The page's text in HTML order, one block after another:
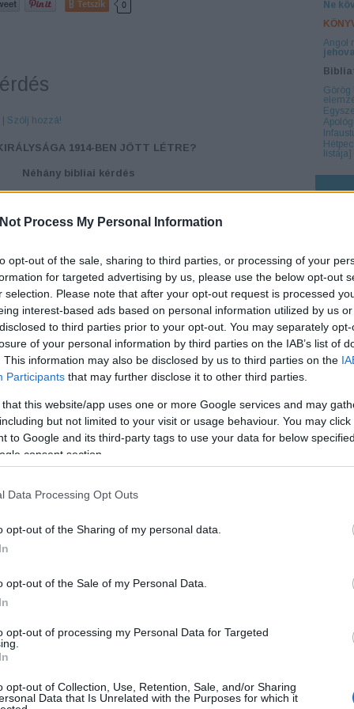
Process My Personal Information
opt-out of the sale, sharing to third parties, or processing of your
for targeted advertising by us, please use the below opt-out
selection. Please note that after your opt-out request is processed
interest-based ads based on personal information utilized by us
to third parties prior to your opt-out. You may separately
of your personal information by third parties on the IAB’s list of
This information may also be disclosed by us to third parties on the
Participants that may further disclose it to other third parties.
that this website/app uses one or more Google services and may
but not limited to your visit or usage behaviour. You may
to Google and its third-party tags to use your data for below
consent section.
Data Processing Opt Outs
opt-out of the Sharing of my personal data.
opt-out of the Sale of my Personal Data.
opt-out of processing my Personal Data for Targeted
opt-out of Collection, Use, Retention, Sale, and/or Sharing
Data that Is Unrelated with the Purposes for which it
Ne
Angol
Görög
listája]
Tetszik 0
| Szólj hozzá!
1914-BEN JÖTT LÉTRE?
Néhány bibliai kérdés
"trónra ült" vagy "beiktatásra került" az égi Isteni trónon
azonban Jézus ezt mondta János apostolnak:
üljön az én trónusomon; mint ahogy én is győztem, és
Tetszik 0
Szellem? Ó de kár!
a magyarázata, hogy a Szent Szellem arra indítja a
akkor nincs más lehetőség, mint a kiigazítás. De van itt
"úgymond" kiigazítja a kiigazítások magyarázatát. Őrtorony
tekinteni, mint a tudományos igazság haladását
Ez röviden így történik: Először állítanak vagy feltételeznek
Idővel azonban felbukkannak bizonyos hiányosságok vagy
ekkor az, hogy az előbbi ellenkezőjét, vagyis az
ami a két szélsőséges állítás igazolható pontjainak
Ez az alapelv számtalan esetben beigazolódott a
beteljesedése során.